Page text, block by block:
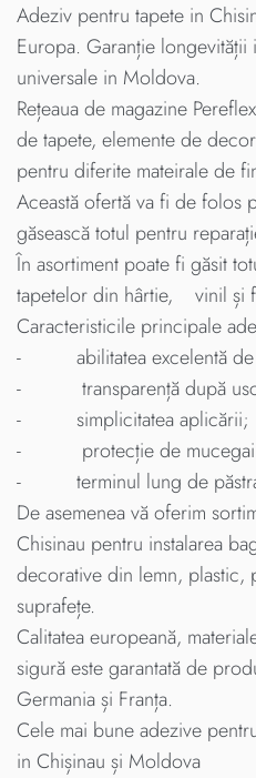
Adeziv pentru tapete in
Europa. Garanție
universale in Moldova.
Rețeaua de magazine
de tapete, elemente de
pentru diferite mateirale de
Această ofertă va fi de folos
găsească totul pentru
În asortiment poate fi găsit
tapetelor din hârtie, vinil și
Caracteristicile principale
- abilitatea excelentă de
- transparență după
- simplicitatea aplicării;
- protecție de mucegai
- terminul lung de
De asemenea vă oferim
Chisinau pentru instalarea
decorative din lemn, plastic,
suprafețe.
Calitatea europeană,
sigură este garantată de
Germania și Franța.
Cele mai bune adezive
in Chișinau și Moldova